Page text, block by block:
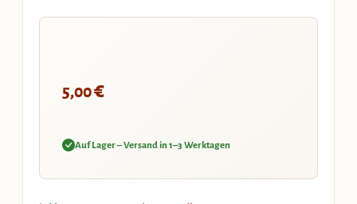
5,00€
Auf Lager – Versand in 1–3 Werktagen